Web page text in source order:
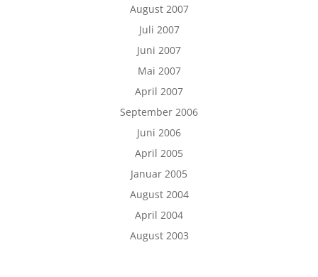
August 2007
Juli 2007
Juni 2007
Mai 2007
April 2007
September 2006
Juni 2006
April 2005
Januar 2005
August 2004
April 2004
August 2003